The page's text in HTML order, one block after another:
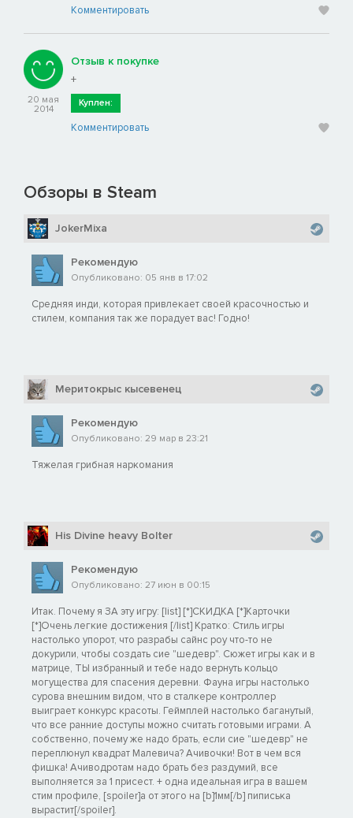
Комментировать
20 мая
2014
Отзыв к покупке
+
Куплен:
Комментировать
Обзоры в Steam
JokerMixa
Рекомендую
Опубликовано: 05 янв в 17:02
Средняя инди, которая привлекает своей красочностью и
стилем, компания так же порадует вас! Годно!
Меритокрыс кысевенец
Рекомендую
Опубликовано: 29 мар в 23:21
Тяжелая грибная наркомания
His Divine heavy Bolter
Рекомендую
Опубликовано: 27 июн в 00:15
Итак. Почему я ЗА эту игру: [list] [*]СКИДКА [*]Карточки
[*]Очень легкие достижения [/list] Кратко: Стиль игры
настолько упорот, что разрабы сайнс роу что-то не
докурили, чтобы создать сие "шедевр". Сюжет игры как и в
матрице, ТЫ избранный и тебе надо вернуть кольцо
могущества для спасения деревни. Фауна игры настолько
сурова внешним видом, что в сталкере контроллер
выиграет конкурс красоты. Геймплей настолько баганутый,
что все ранние доступы можно считать готовыми играми. А
собственно, почему же надо брать, если сие "шедевр" не
переплюнул квадрат Малевича? Ачивочки! Вот в чем вся
фишка! Ачиводротам надо брать без раздумий, все
выполняется за 1 присест. + одна идеальная игра в вашем
стим профиле, [spoiler]а от этого на [b]1мм[/b] пиписька
вырастит[/spoiler].